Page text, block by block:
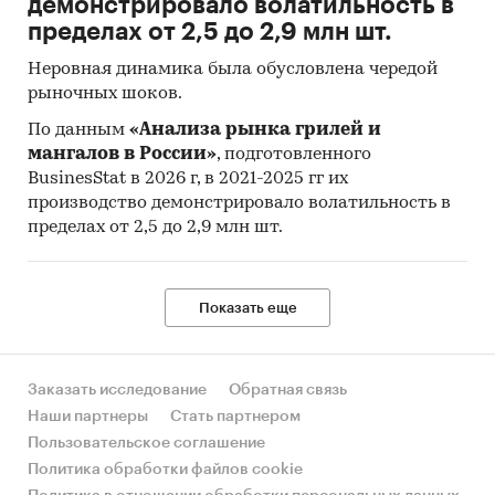
услуги (ИПЦ) измеряет отношение стоимости
фиксированного перечня товаров и услуг в
ценах текущего периода к его стоимости в
ценах предыдущего (базисного) периода и
характеризует изменение во времени общего
уровня цен на товары и услуги, приобретаемые
населением для непроизводственного
потребления.
конкретные товары и услуги. На их основе
определяются средние сопоставимые цены
отчетного и предыдущего периодов.
Сопоставимой считается цена,
зарегистрированная в одной и той же
организации торговли (сферы услуг) на один и
тот же или аналогичный по качеству товар
(услугу).
демонстрировало волатильность в
пределах от 2,5 до 2,9 млн шт.
Неровная динамика была обусловлена чередой
рыночных шоков.
По данным «Анализа рынка грилей и
мангалов в России», подготовленного
BusinesStat в 2026 г, в 2021-2025 гг их
производство демонстрировало волатильность в
пределах от 2,5 до 2,9 млн шт.
Показать еще
Заказать исследование
Обратная связь
Наши партнеры
Стать партнером
Пользовательское соглашение
Политика обработки файлов cookie